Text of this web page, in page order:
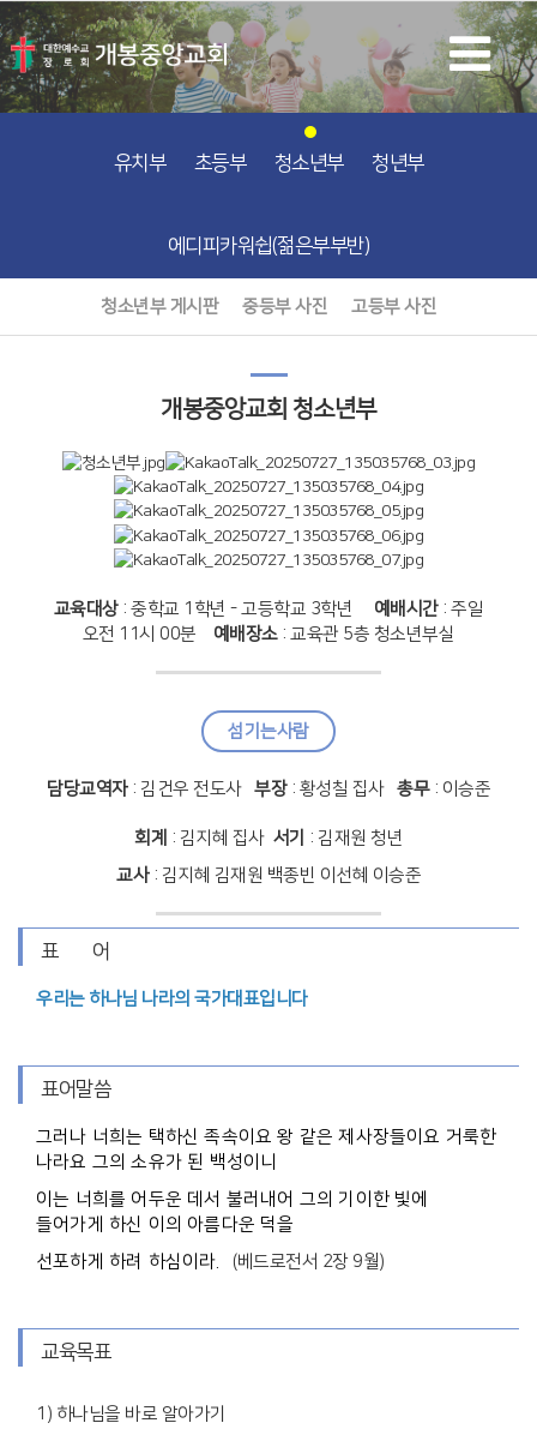
유치부 초등부 청소년부 청년부
에디피카워쉽(젊은부부반)
청소년부 게시판 중등부 사진 고등부 사진
개봉중앙교회 청소년부
교육대상: 중학교 1학년 - 고등학교 3학년 예배시간: 주일
오전 11시 00분 예배장소: 교육관 5층 청소년부실
섬기는사람
담당교역자: 김건우 전도사 부장: 황성칠 집사 총무: 이승준
회계 : 김지혜 집사 서기
: 김재원 청년
교사 : 김지혜 김재원 백종빈 이선혜 이승준
표 어
우리는 하나님 나라의 국가대표입니다
표어말씀
그러나 너희는 택하신 족속이요 왕 같은 제사장들이요 거룩한
나라요 그의 소유가 된 백성이니
이는 너희를 어두운 데서 불러내어 그의 기이한 빛에
들어가게 하신 이의 아름다운 덕을
선포하게 하려 하심이라.
(베드로전서 2장 9월)
교육목표
1) 하나님을 바로 알아가기